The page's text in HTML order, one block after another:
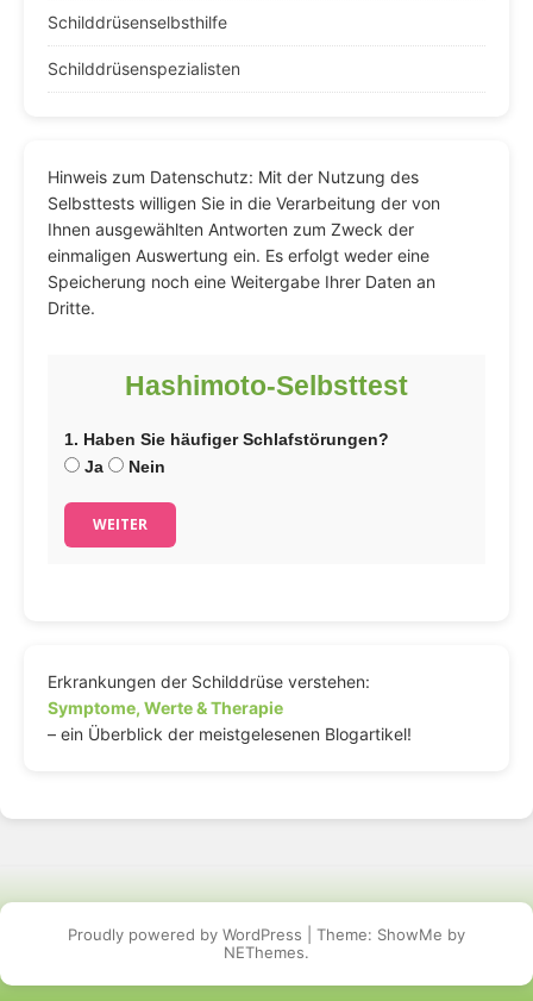
Schilddrüsenselbsthilfe
Schilddrüsenspezialisten
Hinweis zum Datenschutz: Mit der Nutzung des
Selbsttests willigen Sie in die Verarbeitung der von
Ihnen ausgewählten Antworten zum Zweck der
einmaligen Auswertung ein. Es erfolgt weder eine
Speicherung noch eine Weitergabe Ihrer Daten an
Dritte.
Hashimoto-Selbsttest
1. Haben Sie häufiger Schlafstörungen?
Ja
Nein
WEITER
Erkrankungen der Schilddrüse verstehen:
Symptome, Werte & Therapie
– ein Überblick der meistgelesenen Blogartikel!
Proudly powered by WordPress
Theme: ShowMe by
NEThemes.